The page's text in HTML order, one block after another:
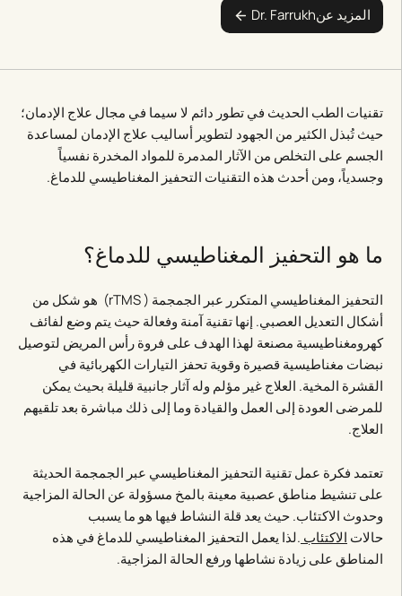
تقنيات الطب الحديث في تطور دائم لا سيما في مجال علاج الإدمان؛
حيث تُبذل الكثير من الجهود لتطوير أساليب علاج الإدمان لمساعدة
الجسم على التخلص من الآثار المدمرة للمواد المخدرة نفسياً
وجسدياً، ومن أحدث هذه التقنيات التحفيز المغناطيسي للدماغ.
ما هو التحفيز المغناطيسي للدماغ؟
التحفيز المغناطيسي المتكرر عبر الجمجمة ( rTMS) هو شكل من
أشكال التعديل العصبي. إنها تقنية آمنة وفعالة حيث يتم وضع لفائف
كهرومغناطيسية مصنعة لهذا الهدف على فروة رأس المريض لتوصيل
نبضات مغناطيسية قصيرة وقوية تحفز التيارات الكهربائية في
القشرة المخية. العلاج غير مؤلم وله آثار جانبية قليلة بحيث يمكن
للمرضى العودة إلى العمل والقيادة وما إلى ذلك مباشرة بعد تلقيهم
العلاج.
تعتمد فكرة عمل تقنية التحفيز المغناطيسي عبر الجمجمة الحديثة
على تنشيط مناطق عصبية معينة بالمخ مسؤولة عن الحالة المزاجية
وحدوث الاكتئاب. حيث يعد قلة النشاط فيها هو ما يسبب
حالات الاكتئاب .لذا يعمل التحفيز المغناطيسي للدماغ في هذه
المناطق على زيادة نشاطها ورفع الحالة المزاجية.
المزيد عنDr. Farrukh